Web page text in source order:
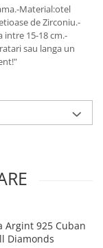
Material:otel
de Zirconiu.-
15-18 cm.-
sau langa un
Argint 925 Cuban
Diamonds